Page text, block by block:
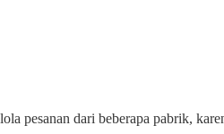
pesanan dari beberapa pabrik,